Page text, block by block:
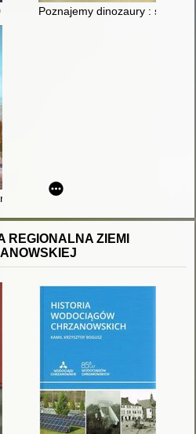
zwierząt, które biją
Poznajemy dinozaury : świat
ten film
REGIONALNA ZIEMI